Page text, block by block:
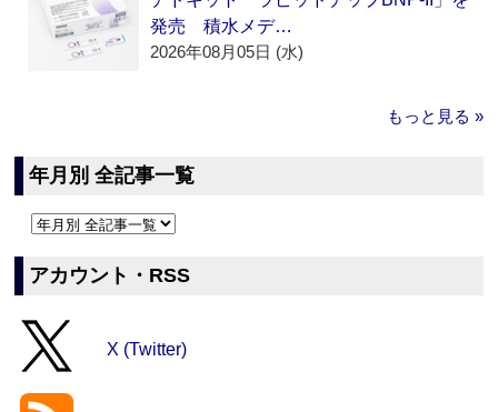
発売 積水メデ…
2026年08月05日 (水)
もっと見る »
年月別 全記事一覧
アカウント・RSS
X (Twitter)